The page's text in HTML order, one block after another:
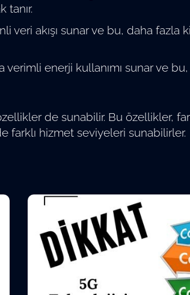
tanır.
veri akışı sunar ve bu, daha fazla
verimli enerji kullanımı sunar ve
de sunabilir. Bu özellikler,
farklı hizmet seviyeleri sunabilirler.